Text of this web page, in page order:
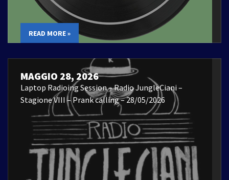
READ MORE »
MAGGIO 28, 2026
Laptop Radioing Session – Radio JungleCiani –
Stagione VIII – Prank calling – 28/05/2026